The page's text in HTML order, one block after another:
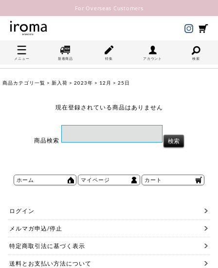
For Overseas Customers
メニュー 新着商品 特集 アカウント 検索
商品カテゴリ一覧 > 新入荷 > 2023年 > 12月 > 25日
現在登録されている商品はありません
商品検索
ホーム マイページ カート
ログイン
メルマガ申込/停止
特定商取引法に基づく表示
送料とお支払い方法について